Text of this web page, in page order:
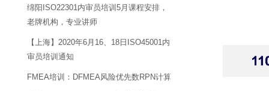
绵阳ISO22301内审员培训5月课程安排，
老牌机构，专业讲师
【上海】2020年6月16、18日ISO45001内
审员培训通知
FMEA培训：DFMEA风险优先数RPN计算